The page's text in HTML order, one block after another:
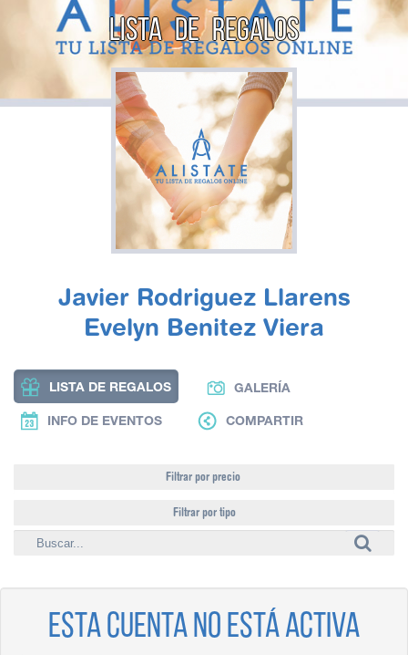
LISTA DE REGALOS
Javier Rodriguez Llarens
Evelyn Benitez Viera
LISTA DE REGALOS GALERÍA
INFO DE EVENTOS COMPARTIR
Filtrar por precio
Filtrar por tipo
Esta cuenta no está activa